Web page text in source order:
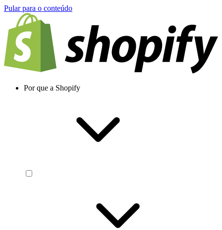
Pular para o conteúdo
Por que a Shopify